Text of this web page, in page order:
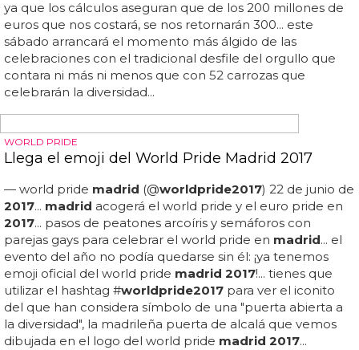
WORLD PRIDE
Fleur East, entre las primeras confirmaciones
del World Pride en Madrid
madridacogerá el world pride y el euro pride en2017...
llegan las 1ªs confirmaciones de actuaciones del world